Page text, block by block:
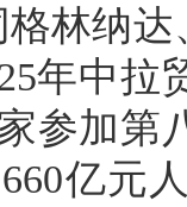
林纳
年中拉
参加第
亿元